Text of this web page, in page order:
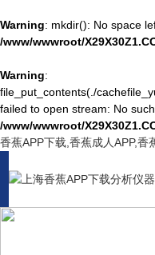
Warning: mkdir(): No space
/www/wwwroot/
Warning:
file_put_contents(./
failed to open stream: No
/www/wwwroot/
香蕉APP下载,香蕉成人APP,
关于